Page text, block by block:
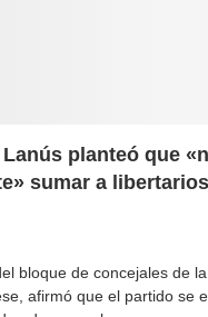
Lanús planteó que
sumar a
bloque de concejales de
afirmó que el partido se